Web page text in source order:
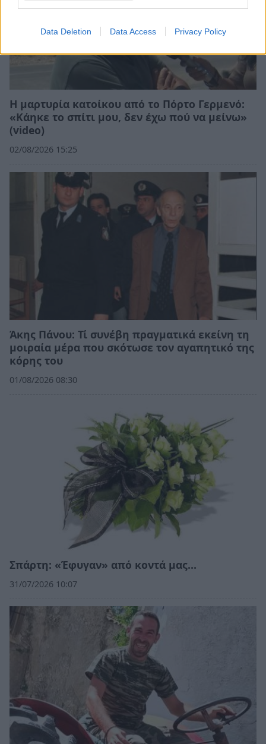
Data Deletion Data Access Privacy Policy
Η μαρτυρία κατοίκου από το Πόρτο Γερμενό:
«Κάηκε το σπίτι μου, δεν έχω πού να μείνω»
(video)
02/08/2026 15:25
Άκης Πάνου: Τί συνέβη πραγματικά εκείνη τη
μοιραία μέρα που σκότωσε τον αγαπητικό της
κόρης του
01/08/2026 08:30
Σπάρτη: «Έφυγαν» από κοντά μας…
31/07/2026 10:07